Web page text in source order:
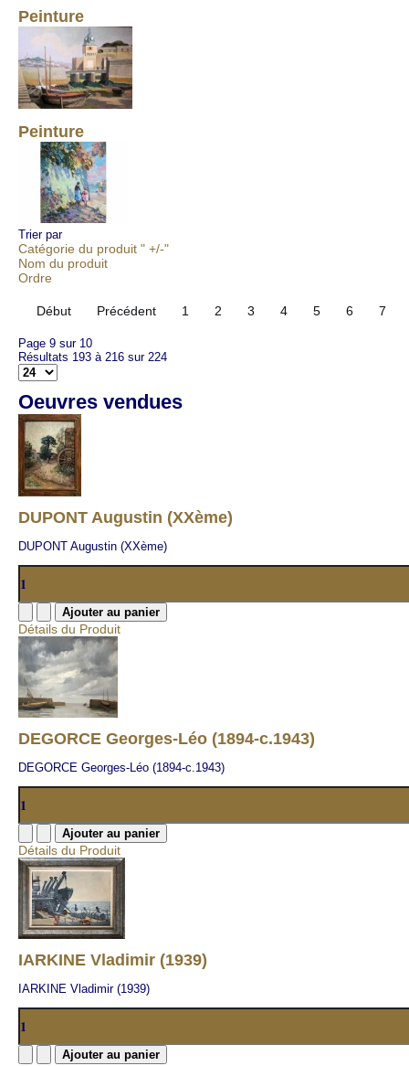
Peinture
Peinture
Trier par
Catégorie du produit " +/-"
Nom du produit
Ordre
Début Précédent 1 2 3 4 5 6 7
Page 9 sur 10
Résultats 193 à 216 sur 224
Oeuvres vendues
DUPONT Augustin (XXème)
DUPONT Augustin (XXème)
Détails du Produit
DEGORCE Georges-Léo (1894-c.1943)
DEGORCE Georges-Léo (1894-c.1943)
Détails du Produit
IARKINE Vladimir (1939)
IARKINE Vladimir (1939)